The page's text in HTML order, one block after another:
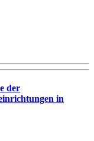
der
in